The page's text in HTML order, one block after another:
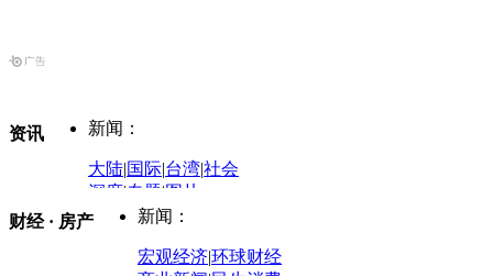
资讯 新闻：
大陆|国际|台湾|社会
深度|专题|图片
中国政要资料库
评论：
财经 · 房产 新闻：
宏观经济|环球财经